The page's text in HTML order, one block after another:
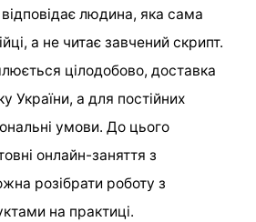
людина, яка сама
а не читає завчений скрипт.
цілодобово, доставка
України, а для постійних
умови. До цього
онлайн-заняття з
розібрати роботу з
на практиці.